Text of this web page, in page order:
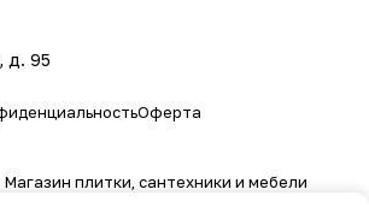
д. 95
Оферта
плитки, сантехники и мебели